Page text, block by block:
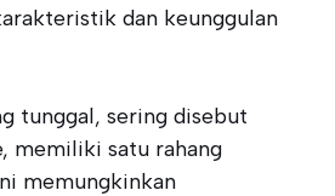
dan keunggulan
tunggal, sering disebut
memiliki satu rahang
memungkinkan